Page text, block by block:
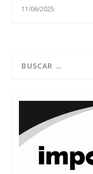
11/06/2025